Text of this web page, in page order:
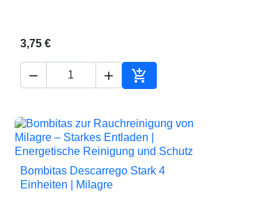
3,75 €
  
In den Warenkorb
 Vorschau
Bombitas Descarrego Stark 4
Einheiten | Milagre